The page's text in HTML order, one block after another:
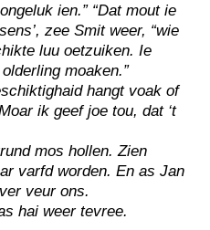
ien.” “Dat mout ie
zee Smit weer, “wie
luu oetzuiken. Ie
moaken.”
hangt voak of
ik geef joe tou, dat ‘t
mos hollen. Zien
varfd worden. En as Jan
veur ons.
hai weer tevree.